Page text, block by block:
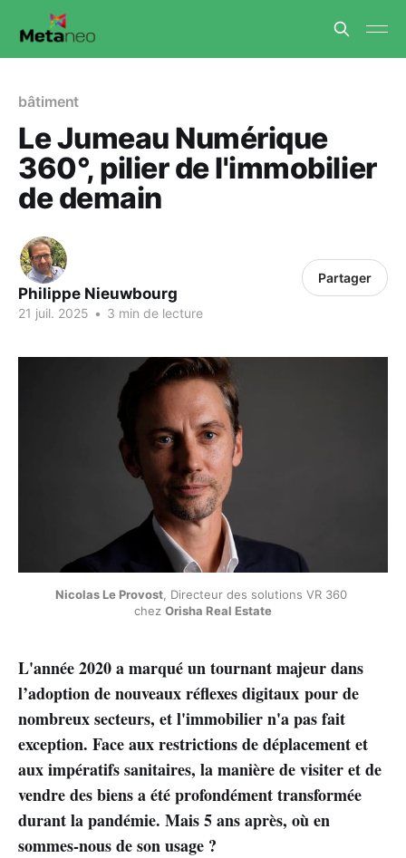
bâtiment
Le Jumeau Numérique
360°, pilier de l'immobilier
de demain
Philippe Nieuwbourg
21 juil. 2025 • 3 min de lecture
Partager
Nicolas Le Provost , Directeur des solutions VR 360
chez Orisha Real Estate
L'année 2020 a marqué un tournant majeur dans
l’adoption de nouveaux réflexes digitaux pour de
nombreux secteurs, et l'immobilier n'a pas fait
exception. Face aux restrictions de déplacement et
aux impératifs sanitaires, la manière de visiter et de
vendre des biens a été profondément transformée
durant la pandémie. Mais 5 ans après, où en
sommes-nous de son usage ?